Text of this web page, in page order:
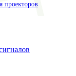
проекторов